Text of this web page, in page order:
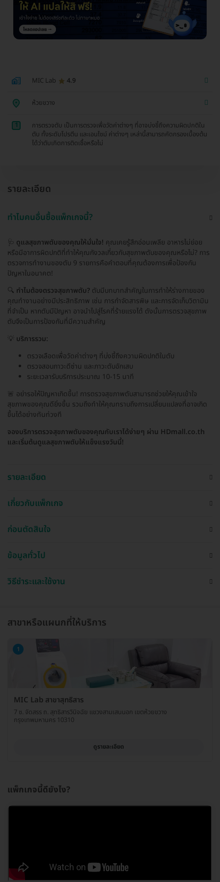
MIC Lab 4.9
ห้วยขวาง
1
การตรวจตับ เป็นการตรวจเพื่อวัดค่าต่างๆ ที่อาจบ่งชี้ถึงความผิดปกติใน
ตับ ทั้งระดับโปรตีน และเอนไซม์ ค่าต่างๆ เหล่านี้สามารถคัดกรองเบื้องต้น
ได้ว่าตับเกิดการติดเชื้อหรือไม่
รายละเอียด
ทำไมคนอื่นซื้อแพ็กเกจนี้?
🩺 ดูแลสุขภาพตับของคุณให้มั่นใจ! คุณเคยรู้สึกอ่อนเพลีย อาหารไม่ย่อย
หรือมีอาการผิดปกติที่ทำให้คุณกังวลเกี่ยวกับสุขภาพตับของคุณหรือไม่? การ
ตรวจการทำงานของตับ 9 รายการคือคำตอบที่คุณต้องการเพื่อป้องกัน
ปัญหาในอนาคต!
🔍 ทำไมต้องตรวจสุขภาพตับ? ตับมีบทบาทสำคัญในการทำให้ร่างกายของ
คุณทำงานอย่างมีประสิทธิภาพ เช่น การกำจัดสารพิษ และการจัดเก็บวิตามิน
ที่จำเป็น หากตับมีปัญหา อาจนำไปสู่โรคที่ร้ายแรงได้ ดังนั้นการตรวจสุขภาพ
ตับจึงเป็นการป้องกันที่มีความสำคัญ
💡 บริการรวม:
ตรวจเลือดเพื่อวัดค่าต่างๆ ที่บ่งชี้ถึงความผิดปกติในตับ
ตรวจสอบภาวะดีซ่าน และภาวะตับอักเสบ
ระยะเวลารับบริการประมาณ 10-15 นาที
🚨 อย่ารอให้ปัญหาเกิดขึ้น! การตรวจสุขภาพตับสามารถช่วยให้คุณเข้าใจ
สุขภาพของคุณดียิ่งขึ้น รวมถึงทำให้คุณทราบถึงการเปลี่ยนแปลงที่อาจเกิด
ขึ้นได้อย่างทันท่วงที
จองบริการตรวจสุขภาพตับของคุณกับเราได้ง่ายๆ ผ่าน HDmall.co.th
และเริ่มต้นดูแลสุขภาพตับให้แข็งแรงวันนี้!
รายละเอียด
เกี่ยวกับแพ็กเกจ
ก่อนตัดสินใจ
ข้อมูลทั่วไป
วิธีชำระและใช้งาน
สาขาหรือแผนกที่ให้บริการ
1
MIC Lab สาขาสุทธิสาร
7 ซ. จัดสรร ถ. สุทธิสารวินิจฉัย แขวงสามเสนนอก เขตห้วยขวาง
กรุงเทพมหานคร 10310
ดูรายละเอียด
แพ็กเกจนี้ดียังไง?